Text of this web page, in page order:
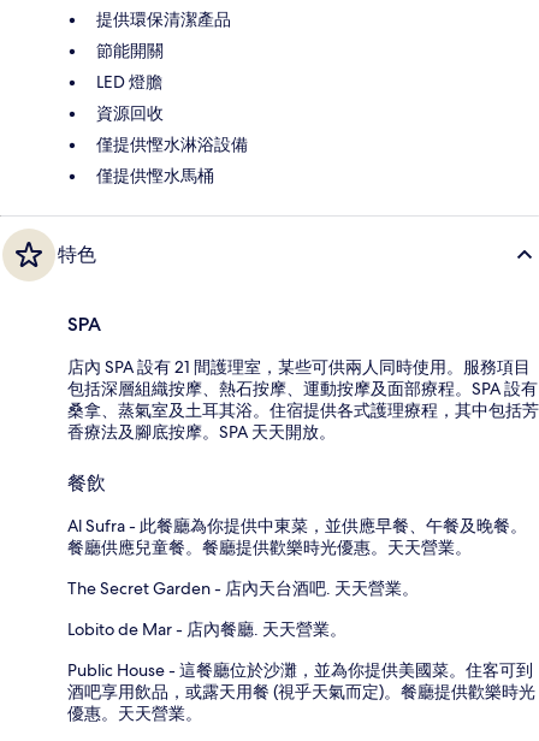
提供環保清潔產品
節能開關
LED 燈膽
資源回收
僅提供慳水淋浴設備
僅提供慳水馬桶
特色
SPA
店內 SPA 設有 21 間護理室，某些可供兩人同時使用。服務項目
包括深層組織按摩、熱石按摩、運動按摩及面部療程。SPA 設有
桑拿、蒸氣室及土耳其浴。住宿提供各式護理療程，其中包括芳
香療法及腳底按摩。SPA 天天開放。
餐飲
Al Sufra - 此餐廳為你提供中東菜，並供應早餐、午餐及晚餐。
餐廳供應兒童餐。餐廳提供歡樂時光優惠。天天營業。
The Secret Garden - 店內天台酒吧. 天天營業。
Lobito de Mar - 店內餐廳. 天天營業。
Public House - 這餐廳位於沙灘，並為你提供美國菜。住客可到
酒吧享用飲品，或露天用餐 (視乎天氣而定)。餐廳提供歡樂時光
優惠。天天營業。